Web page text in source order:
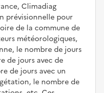
Climadiag
prévisionnelle pour
de la commune de
météorologiques,
le nombre de jours
de jours avec de
de jours avec un
le nombre de